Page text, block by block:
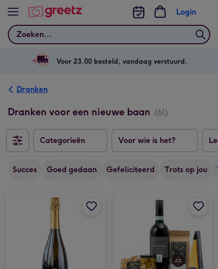
Bekijk meer
Zoeken
Login
Voor 23.00 besteld, vandaag verstuurd.
Dranken
Dranken voor een nieuwe baan (61)
Categorieën Voor wie is het?
Succes Goed gedaan Gefeliciteerd Trots op jou